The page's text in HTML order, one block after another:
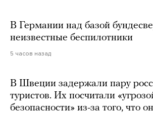
В Германии над базой
неизвестные беспилотники
5 часов назад
В Швеции задержали пару
туристов. Их посчитали
безопасности» из-за того, что